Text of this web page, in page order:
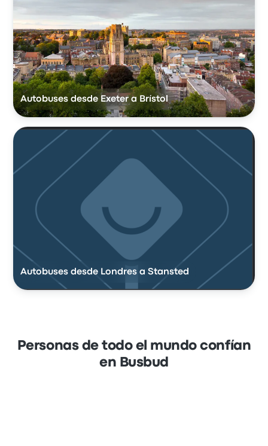
Autobuses desde Exeter a Brístol
Autobuses desde Londres a Stansted
Personas de todo el mundo confían
en Busbud